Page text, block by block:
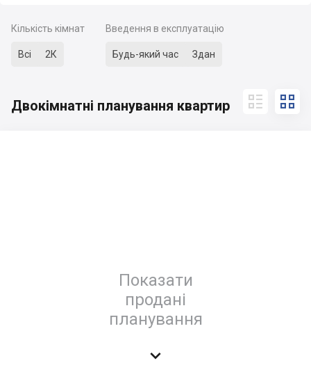
Кількість кімнат
Всі 2К
Введення в експлуатацію
Будь-який час Здан
Двокімнатні планування квартир  
Показати
продані
планування
